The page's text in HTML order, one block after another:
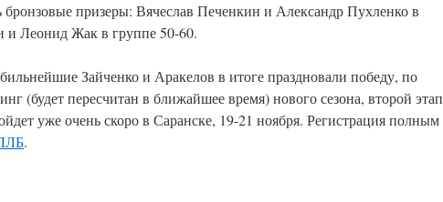
бронзовые призеры: Вячеслав Печенкин и Александр Пухленко в
и Леонид Жак в группе 50-60.
Зайченко и Аракелов в итоге праздновали победу, по
(будет пересчитан в ближайшее время) нового сезона, второй этап
уже очень скоро в Саранске, 19-21 ноября. Регистрация полным
.